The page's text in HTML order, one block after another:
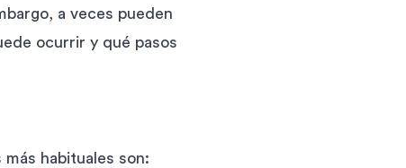
a veces pueden
ocurrir y qué pasos
habituales son: